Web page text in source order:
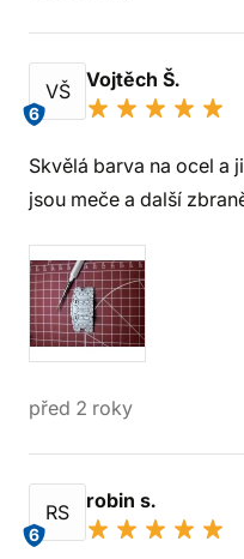
VŠ
6
Vojtěch Š.
Skvělá barva na ocel a
jsou meče a další
před 2 roky
RS
6
robin s.